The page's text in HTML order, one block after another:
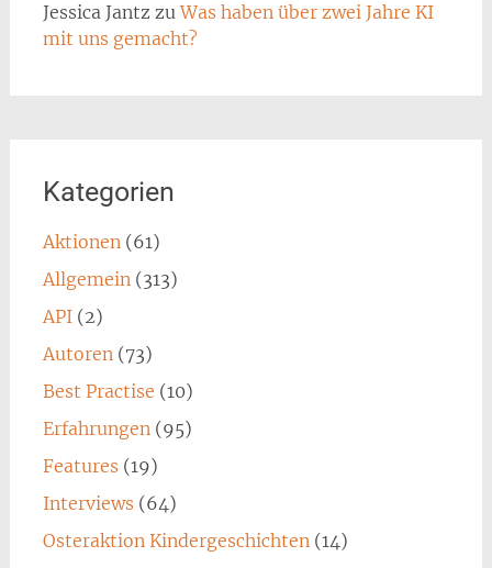
Jessica Jantz zuWas haben über zwei Jahre KI
mit uns gemacht?
Kategorien
Aktionen(61)
Allgemein(313)
API(2)
Autoren(73)
Best Practise (10)
Erfahrungen(95)
Features (19)
Interviews (64)
Osteraktion Kindergeschichten(14)